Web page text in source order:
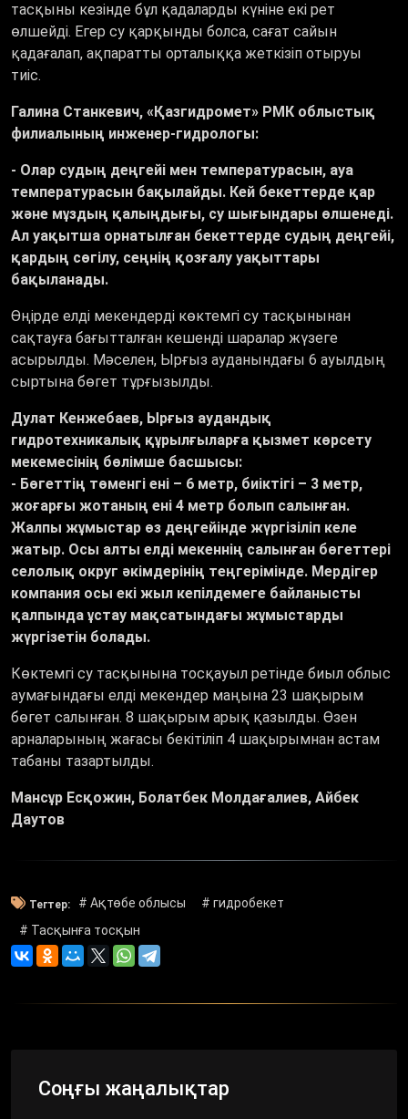
тасқыны кезінде бұл қадаларды күніне екі рет
өлшейді. Егер су қарқынды болса, сағат сайын
қадағалап, ақпаратты орталыққа жеткізіп отыруы
тиіс.
Галина Станкевич, «Қазгидромет» РМК облыстық
филиалының инженер-гидрологы:
- Олар судың деңгейі мен температурасын, ауа
температурасын бақылайды. Кей бекеттерде қар
және мұздың қалыңдығы, су шығындары өлшенеді.
Ал уақытша орнатылған бекеттерде судың деңгейі,
қардың сөгілу, сеңнің қозғалу уақыттары
бақыланады.
Өңірде елді мекендерді көктемгі су тасқынынан
сақтауға бағытталған кешенді шаралар жүзеге
асырылды. Мәселен, Ырғыз ауданындағы 6 ауылдың
сыртына бөгет тұрғызылды.
Дулат Кенжебаев, Ырғыз аудандық
гидротехникалық құрылғыларға қызмет көрсету
мекемесінің бөлімше басшысы:
- Бөгеттің төменгі ені – 6 метр, биіктігі – 3 метр,
жоғарғы жотаның ені 4 метр болып салынған.
Жалпы жұмыстар өз деңгейінде жүргізіліп келе
жатыр. Осы алты елді мекеннің салынған бөгеттері
селолық округ әкімдерінің теңгерімінде. Мердігер
компания осы екі жыл кепілдемеге байланысты
қалпында ұстау мақсатындағы жұмыстарды
жүргізетін болады.
Көктемгі су тасқынына тосқауыл ретінде биыл облыс
аумағындағы елді мекендер маңына 23 шақырым
бөгет салынған. 8 шақырым арық қазылды. Өзен
арналарының жағасы бекітіліп 4 шақырымнан астам
табаны тазартылды.
Мансұр Есқожин, Болатбек Молдағалиев, Айбек
Даутов
Тегтер: # Ақтөбе облысы
# гидробекет
# Тасқынға тосқын
Соңғы жаңалықтар